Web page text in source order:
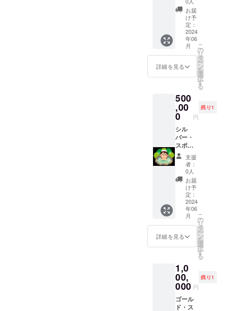
いと注
目され
ている
のは、
ヨガが
心と体
の両方
作用を
もたら
ヨガの
ポーズ
によっ
の維持
や柔軟
性の向
上にも
つなげ
られる
ため、
以下の
ような
人にお
すすめ
です。
呼吸法
では、
いま
す。腹
式呼吸
交感神
お願い
いたし
ます。
※一度に
最大4名
まで宿
泊でき
ますが1
途1泊朝
食付ご
宿泊料
金がか
かりま
す。 ※
わん
ちゃん1
頭施設
利用料
が通常
小型犬
10キロ
2000円
+税2頭
まで、
10キロ
以上か
3000円
+税1頭
までご
提供し
ます♪朝
食にわ
売価格
3000円
相当の
ワイ
ン） ※
別途に
ご夕食
をつけ
ること
夕食
ディ
ナー代
お一人
様6000
円～内
容によ
り料金
が違い
ますの
でお問
い合わ
せくだ
さい。
※ご夕食
を付け
る場合
はご宿
泊日の5
連絡を
お願い
いたし
ます。
※一度に
最大4名
リター
ン商品
はいい
から、
このプ
ロジェ
クトを
とにか
く応援
いう方
には、
宿の入
り口又
はレス
トラン
にお名
前を掲
載させ
ていた
だきま
す。 も
しご来
店の際
は「特
別スポ
ンサー
の〇
〇」と
さい！
※ 備考
欄に
「支援
者のお
名前」
お届
け予
定：
2024
年06
月
詳細を見る
こ
の
リ
タ
ー
ン
を
選
択
す
る
500
,00
0 円
残り1
シル
バー・
スポン
サー
（個人
様／企
業様）
共感頂
き、資
金面で
援助し
たいと
思って
頂いた
大変有
サーの
方々へ
本リ
ターン
支援し
て下
支援
者：
0人
お届
け予
定：
2024
年06
月
詳細を見る
こ
の
リ
タ
ー
ン
を
選
択
す
る
1,0
00,
000 円
残り1
ゴール
ド・ス